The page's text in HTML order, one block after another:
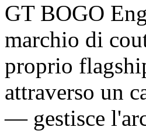
GT BOGO
marchio di
proprio
attraverso un
— gestisce